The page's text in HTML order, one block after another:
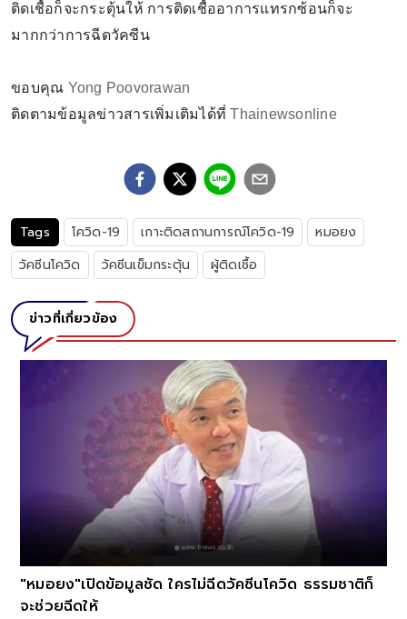
ติดเชื้อก็จะกระตุ้นให้ การติดเชื้ออาการแทรกซ้อนก็จะ
มากกว่าการฉีดวัคซีน
ขอบคุณ Yong Poovorawan
ติดตามข้อมูลข่าวสารเพิ่มเติมได้ที่Thainewsonline
Tags โควิด-19 เกาะติดสถานการณ์โควิด-19
หมอยง
วัคซีนโควิด
วัคซีนเข็มกระตุ้น ผู้ติดเชื้อ
ข่าวที่เกี่ยวข้อง
"หมอยง"เปิดข้อมูลชัด ใครไม่ฉีดวัคซีนโควิด ธรรมชาติก็
จะช่วยฉีดให้